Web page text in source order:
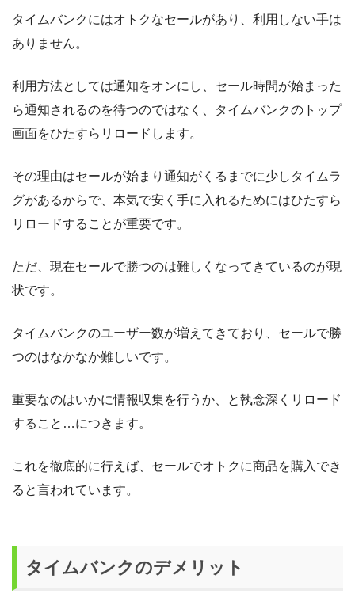
タイムバンクにはオトクなセールがあり、利用しない手は
ありません。
利用方法としては通知をオンにし、セール時間が始まった
ら通知されるのを待つのではなく、タイムバンクのトップ
画面をひたすらリロードします。
その理由はセールが始まり通知がくるまでに少しタイムラ
グがあるからで、本気で安く手に入れるためにはひたすら
リロードすることが重要です。
ただ、現在セールで勝つのは難しくなってきているのが現
状です。
タイムバンクのユーザー数が増えてきており、セールで勝
つのはなかなか難しいです。
重要なのはいかに情報収集を行うか、と執念深くリロード
すること…につきます。
これを徹底的に行えば、セールでオトクに商品を購入でき
ると言われています。
タイムバンクのデメリ ッ ト